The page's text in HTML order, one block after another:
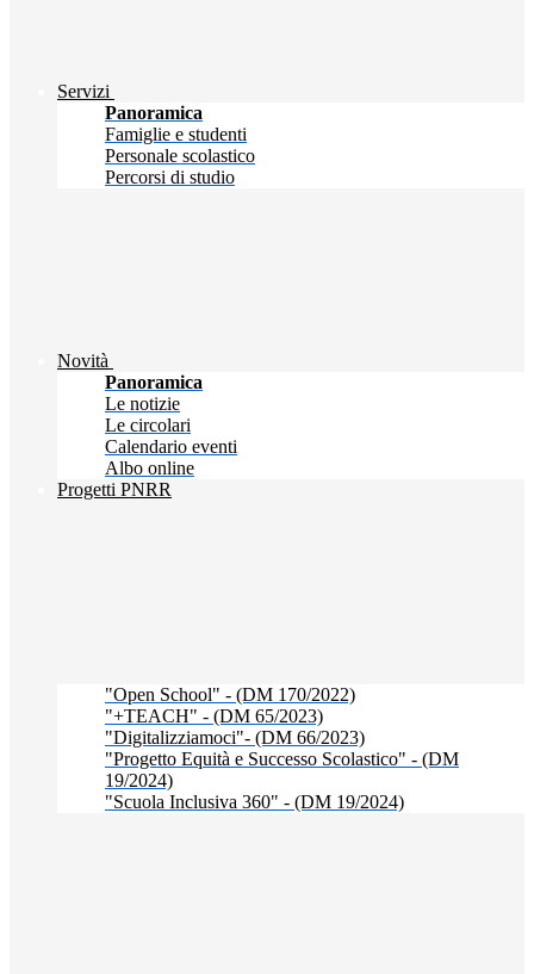
Servizi
Panoramica
Famiglie e studenti
Personale scolastico
Percorsi di studio
Novità
Panoramica
Le notizie
Le circolari
Calendario eventi
Albo online
Progetti PNRR
"Open School" - (DM 170/2022)
"+TEACH" - (DM 65/2023)
"Digitalizziamoci"- (DM 66/2023)
"Progetto Equità e Successo Scolastico" - (DM
19/2024)
"Scuola Inclusiva 360" - (DM 19/2024)